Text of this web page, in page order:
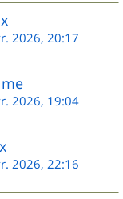
2026, 20:17
2026, 19:04
2026, 22:16